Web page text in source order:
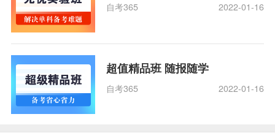
自考365 2022-01-16
超值精品班 随报随学
自考365 2022-01-16